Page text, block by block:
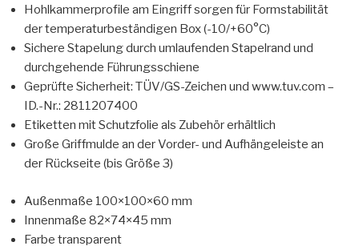
Hohlkammerprofile am Eingriff sorgen für Formstabilität
der temperaturbeständigen Box (-10/+60°C)
Sichere Stapelung durch umlaufenden Stapelrand und
durchgehende Führungsschiene
Geprüfte Sicherheit: TÜV/GS-Zeichen und www.tuv.com –
ID.-Nr.: 2811207400
Etiketten mit Schutzfolie als Zubehör erhältlich
Große Griffmulde an der Vorder- und Aufhängeleiste an
der Rückseite (bis Größe 3)
Außenmaße 100×100×60 mm
Innenmaße 82×74×45 mm
Farbe transparent